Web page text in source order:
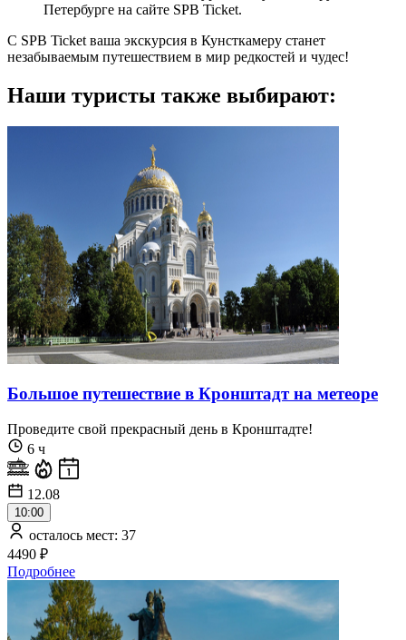
Петербурге на сайте SPB Ticket.
С SPB Ticket ваша экскурсия в Кунсткамеру станет
незабываемым путешествием в мир редкостей и чудес!
Наши туристы также выбирают:
Большое путешествие в Кронштадт на метеоре
Проведите свой прекрасный день в Кронштадте!
6 ч
12.08
10:00
осталось мест: 37
4490 ₽
Подробнее